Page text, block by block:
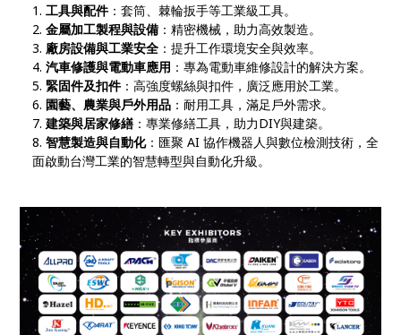
工具與配件：套筒、棘輪扳手等工業級工具。
金屬加工製程與設備 ：精密機械，助力高效製造。
廠房設備與工業安全 ：提升工作環境安全與效率。
汽車修護與電動車應用 ：專為電動車維修設計的解決方案。
緊固件及扣件：高強度螺絲與扣件，廣泛應用於工業。
園藝、農業與戶外用品 ：耐用工具，滿足戶外需求。
建築與居家修繕 ：專業修繕工具，助力DIY與建築。
智慧製造與自動化：匯聚 AI 協作機器人與數位檢測技術，全
面啟動台灣工業的智慧轉型與自動化升級。